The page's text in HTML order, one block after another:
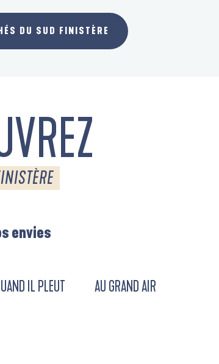
DU SUD FINISTÈRE
envies
IL PLEUT AU GRAND AIR